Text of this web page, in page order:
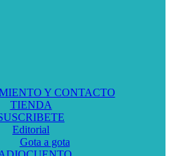
Y CONTACTO
TIENDA
Editorial
Gota a gota